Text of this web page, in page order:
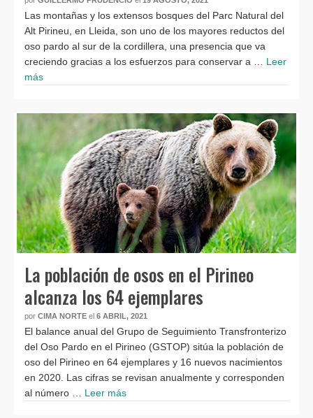
Las montañas y los extensos bosques del Parc Natural del
Alt Pirineu, en Lleida, son uno de los mayores reductos del
oso pardo al sur de la cordillera, una presencia que va
creciendo gracias a los esfuerzos para conservar a … Leer
más
La población de osos en el Pirineo
alcanza los 64 ejemplares
por CIMA NORTE el 6 ABRIL, 2021
El balance anual del Grupo de Seguimiento Transfronterizo
del Oso Pardo en el Pirineo (GSTOP) sitúa la población de
oso del Pirineo en 64 ejemplares y 16 nuevos nacimientos
en 2020. Las cifras se revisan anualmente y corresponden
al número … Leer más